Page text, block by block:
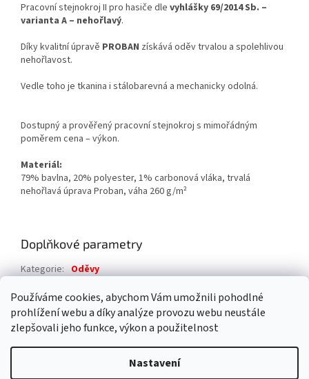
Používáme cookies, abychom Vám umožnili pohodlné
prohlížení webu a díky analýze provozu webu neustále
zlepšovali jeho funkce, výkon a použitelnost
Nastavení
Pracovní stejnokroj II pro hasiče dle vyhlášky 69/2014 Sb. –
varianta A – nehořlavý.
Díky kvalitní úpravě PROBAN získává oděv trvalou a spolehlivou
nehořlavost.
Vedle toho je tkanina i stálobarevná a mechanicky odolná.
Dostupný a prověřený pracovní stejnokroj s mimořádným
poměrem cena – výkon.
Materiál:
79% bavlna, 20% polyester, 1% carbonová vláka, trvalá
nehořlavá úprava Proban, váha 260 g/m²
Doplňkové parametry
Kategorie: Oděvy